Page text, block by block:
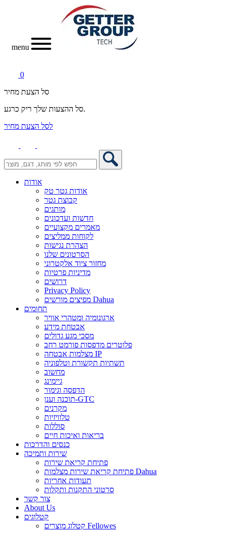
menu
0
סל הצעת מחיר
סל ההצעות שלך ריק כרגע.
לסל הצעת מחיר
אודות
אודות גטר טק
קבוצת גטר
מותגים
חדשות ועדכונים
מאמרים מקצועיים
לקוחות ממליצים
הצהרת נגישות
הסרטונים שלנו
מחזור ציוד אלקטרוני
מדיניות פרטיות
דרושים
Privacy Policy
מפיצים מורשים Dahua
תחומים
ארגונומיה ומטהרי אוויר
אבטחת מידע
מסכי מגע גדולים
פלוטרים מדפסות פורמט רחב
מצלמות אבטחה IP
תשתיות תקשורת וטלפוניה
מחשוב
גיימינג
הדפסה וגימור
תוכנה וענן-GTC
מקרנים
טלוויזיות
סוללות
בריאות ואיכות חיים
כנסים והדרכות
שירות ותמיכה
פתיחת קריאת שירות
פתיחת קריאת שירות מצלמות Dahua
תעודות אחריות
סרטוני התקנות ותקלות
צור קשר
About Us
קטלוגים
קטלוג מוצרים Fellowes